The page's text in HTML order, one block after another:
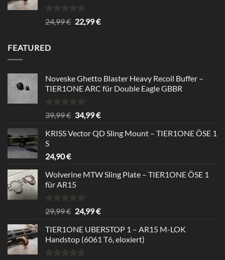
Bewertet
mit
24,99€ Ursprünglicher
22,99€Aktueller
FEATURED
Noveske Ghetto Blaster Heavy Recoil Buffer –
TIER1ONE ARC für Double Eagle GBBR
Bewertet
mit
von 5
39,99€ Ursprünglicher
war:
34,99€Aktueller
ist:
KRISS Vector QD Sling Mount – TIER1ONE ÖSE 1
S
24,90€
Wolverine MTW Sling Plate – TIER1ONE ÖSE 1
für AR15
Bewertet
mit
von 5
29,99€ Ursprünglicher
war:
29,99 €
24,99€Aktueller
ist:
24,99 €.
TIER1ONE UBERSTOP 1 – AR15 M-LOK
Handstop (6061 T6, eloxiert)